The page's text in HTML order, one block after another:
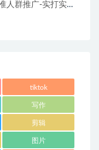
人群推广-实打实亲
tiktok
写作
剪辑
图片